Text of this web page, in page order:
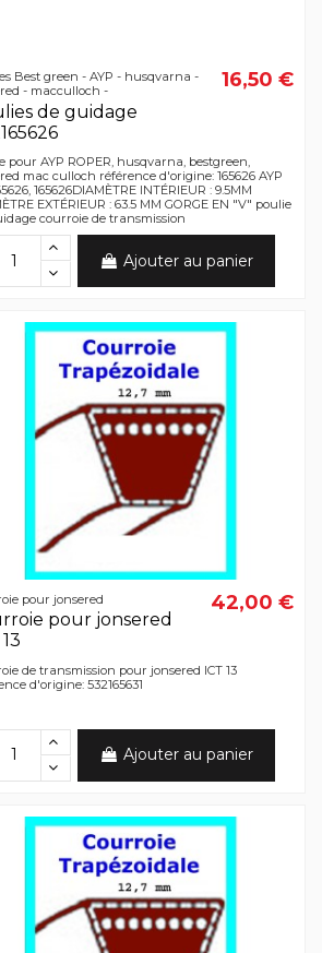
Best green - AYP - husqvarna -
- macculloch -
de guidage
16,50 €
pour AYP ROPER, husqvarna, bestgreen,
mac culloch référence d'origine: 165626 AYP
165626DIAMÈTRE INTÉRIEUR : 9.5MM
EXTÉRIEUR : 63.5 MM GORGE EN "V" poulie
courroie de transmission
Ajouter au panier
pour jonsered
pour jonsered
42,00 €
de transmission pour jonsered ICT 13
d'origine: 532165631
Ajouter au panier